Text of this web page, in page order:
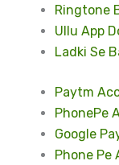
Ringtone
Ullu App
Ladki Se
Paytm
PhonePe
Google
Phone Pe